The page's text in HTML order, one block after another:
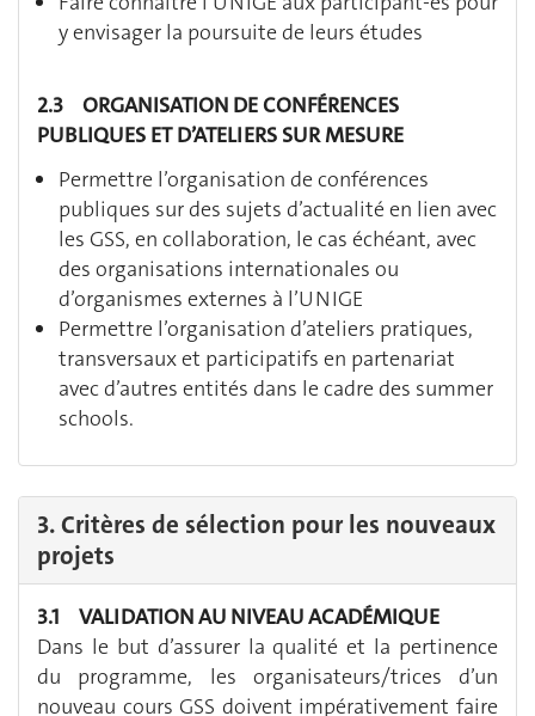
y envisager la poursuite de leurs études
2.3 ORGANISATION DE CONFÉRENCES
PUBLIQUES ET D’ATELIERS SUR MESURE
Permettre l’organisation de conférences
publiques sur des sujets d’actualité en lien avec
les GSS, en collaboration, le cas échéant, avec
des organisations internationales ou
d’organismes externes à l’UNIGE
Permettre l’organisation d’ateliers pratiques,
transversaux et participatifs en partenariat
avec d’autres entités dans le cadre des summer
schools.
3. Critères de sélection pour les nouveaux
projets
3.1 VALIDATION AU NIVEAU ACADÉMIQUE
Dans le but d’assurer la qualité et la pertinence
du programme, les organisateurs/trices d’un
nouveau cours GSS doivent impérativement faire